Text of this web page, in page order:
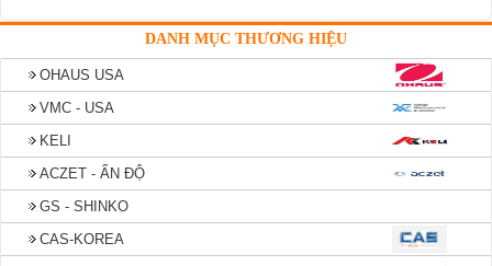
DANH MỤC THƯƠNG HIỆU
OHAUS USA
VMC - USA
KELI
ACZET - ẤN ĐỘ
GS - SHINKO
CAS-KOREA